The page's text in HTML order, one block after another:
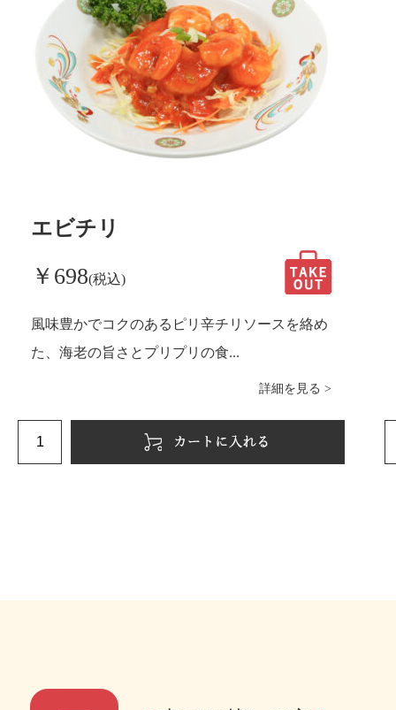
エビチリ
￥698(税込)
風味豊かでコクのあるピリ辛チリソースを絡め
た、海老の旨さとプリプリの食...